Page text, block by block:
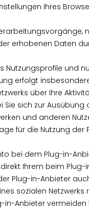
Ihres
erhobenen Daten
und
erfolgt
über Ihre
sich zur
und anderen
die Nutzung der
bei dem Plug-in-
Ihrem beim
Plug-in-Anbieter
sozialen
in-Anbieter vermeiden